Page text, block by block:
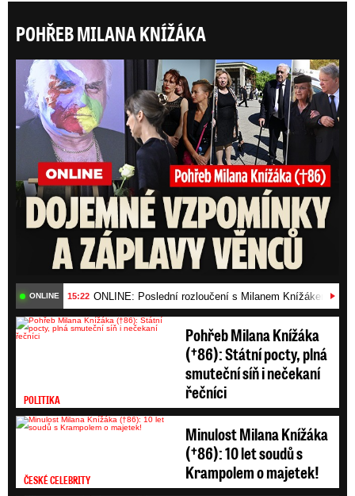
POHŘEB MILANA KNÍŽÁKA
ONLINE 15:22 ONLINE: Poslední rozloučení s Milanem Knížákem
POLITIKA
Pohřeb Milana Knížáka
(†86): Státní pocty, plná
smuteční síň i nečekaní
řečníci
ČESKÉ CELEBRITY
Minulost Milana Knížáka
(†86): 10 let soudů s
Krampolem o majetek!